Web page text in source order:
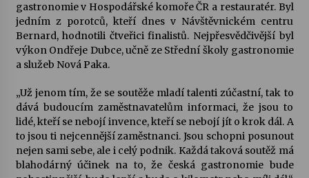
28. 7. 2026
Votavžatský ploty
23. 7. 2026
Letní koncerty ve Stromovce: Rufus Miller
22. 7. 2026
Vysočinka
gastronomie v Hospodářské komoře ČR a restauratér. Byl
jedním z porotců, kteří dnes v Návštěvnickém centru
Bernard, hodnotili čtveřici finalistů. Nejpřesvědčivější byl
výkon Ondřeje Dubce, učně ze Střední školy gastronomie
a služeb Nová Paka.
„Už jenom tím, že se soutěže mladí talenti zúčastní, tak to
dává budoucím zaměstnavatelům informaci, že jsou to
lidé, kteří se nebojí invence, kteří se nebojí jít o krok dál. A
to jsou ti nejcennější zaměstnanci. Jsou schopni posunout
nejen sami sebe, ale i celý podnik. Každá taková soutěž má
blahodárný účinek na to, že česká gastronomie bude